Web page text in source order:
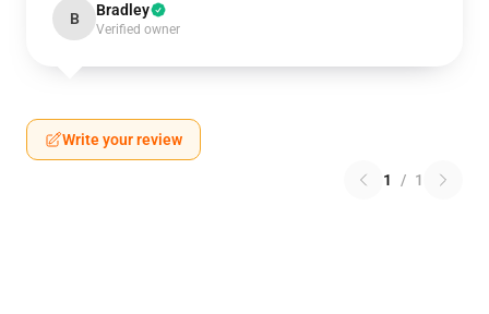
B Bradley
Verified owner
Write your review
1 / 1